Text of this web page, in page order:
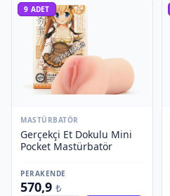
9 ADET
MASTÜRBATÖR
Gerçekçi Et Dokulu Mini
Pocket Mastürbatör
PERAKENDE
570,9 ₺